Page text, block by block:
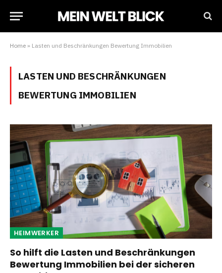
Home » Lasten und Beschränkungen Bewertung Immobilien
LASTEN UND BESCHRÄNKUNGEN
BEWERTUNG IMMOBILIEN
HEIMWERKER
So hilft die Lasten und Beschränkungen
Bewertung Immobilien bei der sicheren